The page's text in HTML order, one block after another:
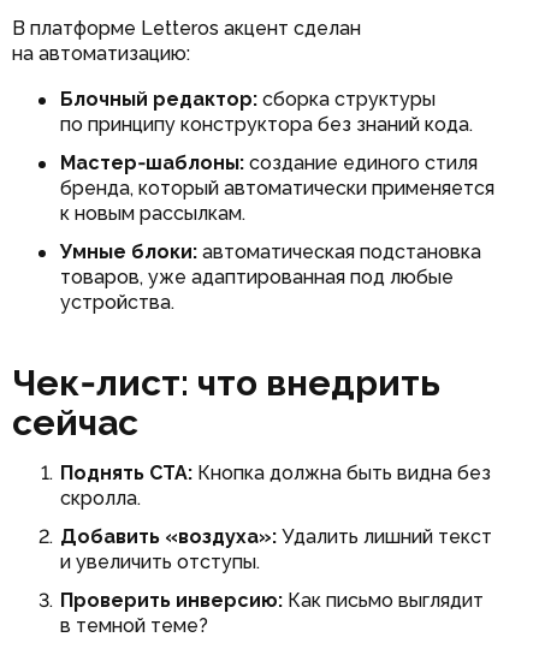
В платформе Letteros акцент сделан
на автоматизацию:
Блочный редактор: сборка структуры
по принципу конструктора без знаний кода.
Мастер‑шаблоны: создание единого стиля
бренда, который автоматически применяется
к новым рассылкам.
Умные блоки: автоматическая подстановка
товаров, уже адаптированная под любые
устройства.
Чек‑лист: что внедрить
сейчас
Поднять CTA: Кнопка должна быть видна без
скролла.
Добавить «воздуха»: Удалить лишний текст
и увеличить отступы.
Проверить инверсию: Как письмо выглядит
в темной теме?